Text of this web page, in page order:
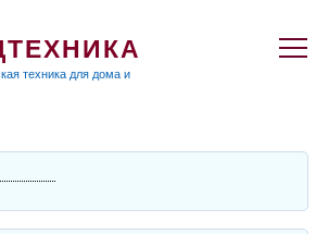
техника для дома и